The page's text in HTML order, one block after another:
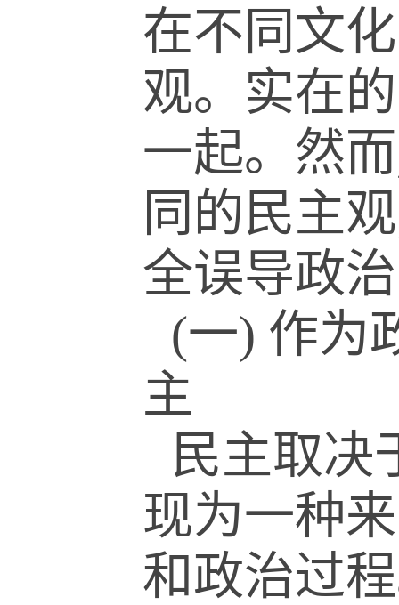
在不同文
观。实在
一起。然
同的民主
全误导政
(一) 作为
主
民主取决
现为一种
和政治过